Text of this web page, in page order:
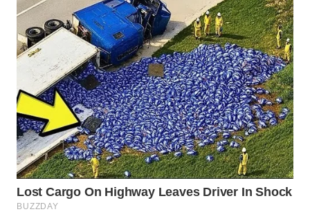
WN
BINTAN
WN
MANDALIKA
WN
LIKUPANG
WN
LABUANBAJO